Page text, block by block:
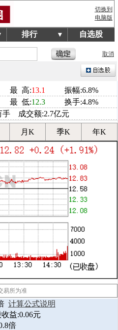
切换到
电脑版
排行 ▼ 自选股
取消
最 高:13.1
振幅:6.8%
最 低:12.3
换手:4.8%
手 成交额:2.7亿元
月K 季K 年K
易所为准
计算公式说明
益:0.06元
倍